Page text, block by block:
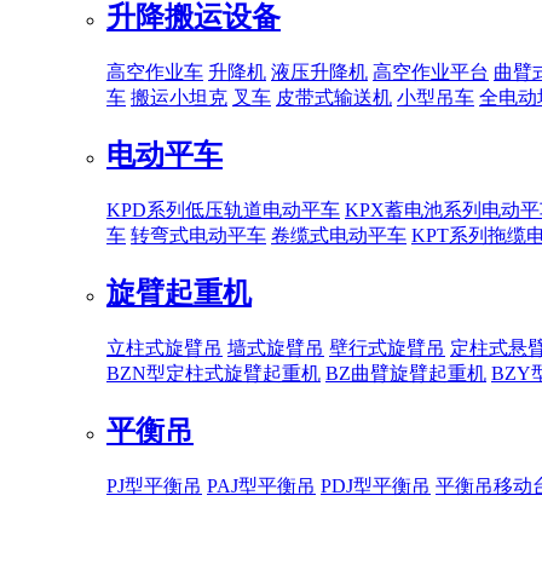
升降搬运设备
高空作业车 升降机 液压升降机 高空作业平台 曲臂
车 搬运小坦克 叉车 皮带式输送机 小型吊车 全电动
电动平车
KPD系列低压轨道电动平车 KPX蓄电池系列电动
车 转弯式电动平车 卷缆式电动平车 KPT系列拖缆
旋臂起重机
立柱式旋臂吊 墙式旋臂吊 壁行式旋臂吊 定柱式悬
BZN型定柱式旋臂起重机 BZ曲臂旋臂起重机 BZY
平衡吊
PJ型平衡吊 PAJ型平衡吊 PDJ型平衡吊 平衡吊移动